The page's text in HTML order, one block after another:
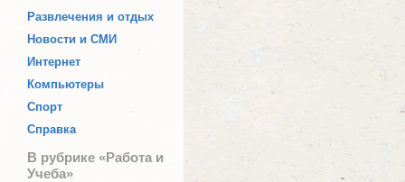
Развлечения и отдых
Новости и СМИ
Интернет
Компьютеры
Спорт
Справка
В рубрике «Работа и
Учеба»